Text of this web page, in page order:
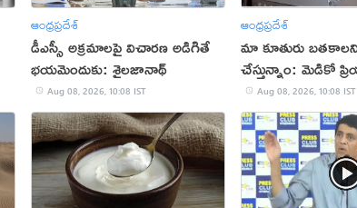
ఆంధ్రప్రదేశ్
డీఎస్సీ అక్రమాలపై విచారణ అడిగితే
భయమెందుకు: శైలజానాథ్
Aug 08, 2026, 10:08 IST
ఆంధ్రప్రదేశ్
మా కూతురు
చేస్తున్నాం: మెడికో
Aug 08, 2026, 10:08 IST